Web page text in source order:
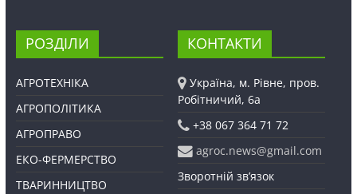
РОЗДІЛИ
АГРОТЕХНІКА
АГРОПОЛІТИКА
АГРОПРАВО
ЕКО-ФЕРМЕРСТВО
ТВАРИННИЦТВО
КОНТАКТИ
Україна, м. Рівне, пров.
Робітничий, 6а
+38 067 364 71 72
agroc.news@gmail.com
Зворотній зв’язок